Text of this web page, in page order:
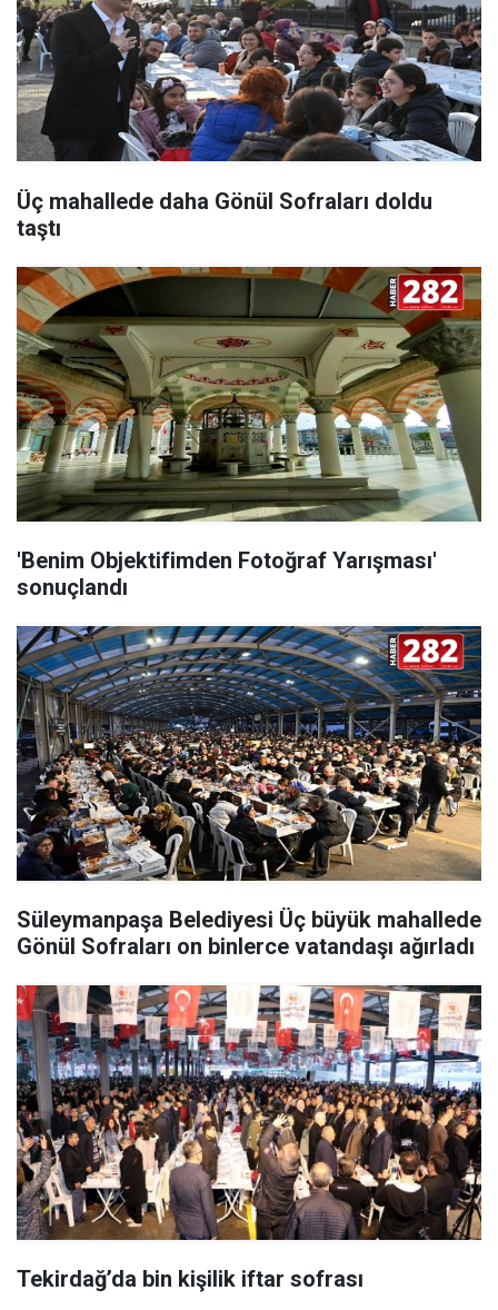
Üç mahallede daha Gönül Sofraları doldu
taştı
'Benim Objektifimden Fotoğraf Yarışması'
sonuçlandı
Süleymanpaşa Belediyesi Üç büyük mahallede
Gönül Sofraları on binlerce vatandaşı ağırladı
Tekirdağ’da bin kişilik iftar sofrası